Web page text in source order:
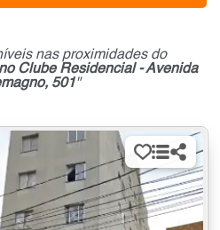
nas proximidades do
Clube Residencial - Avenida
501"